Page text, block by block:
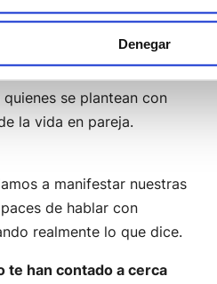
Denegar
que tiene cura y, lo
se plantean con
la vida en pareja.
a manifestar nuestras
de hablar con
realmente lo que dice.
te han contado a cerca